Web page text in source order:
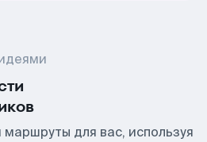
для вас, используя